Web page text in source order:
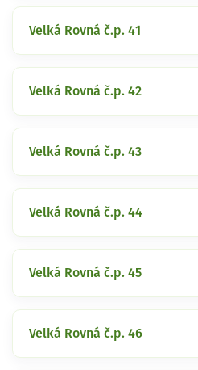
Velká Rovná č.p. 41
Velká Rovná č.p. 42
Velká Rovná č.p. 43
Velká Rovná č.p. 44
Velká Rovná č.p. 45
Velká Rovná č.p. 46